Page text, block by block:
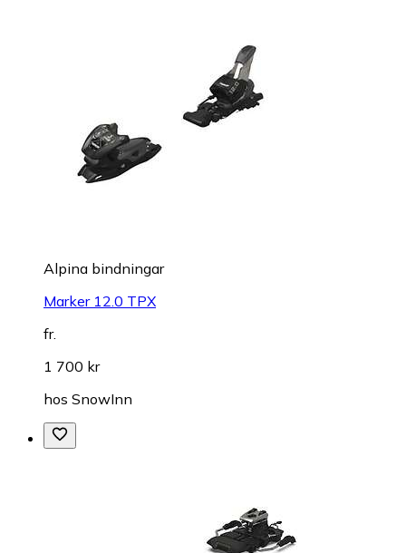
Alpina bindningar
Marker 12.0 TPX
fr.
1 700 kr
hos SnowInn